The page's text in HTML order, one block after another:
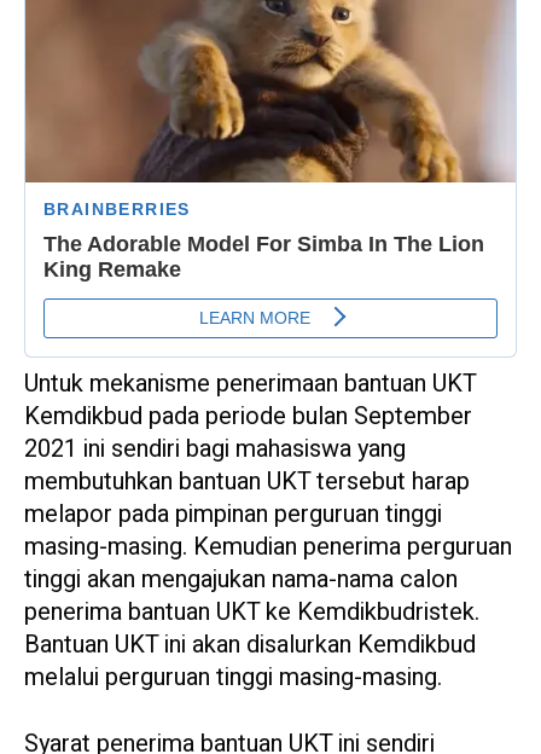
Untuk mekanisme penerimaan bantuan UKT
Kemdikbud pada periode bulan September
2021 ini sendiri bagi mahasiswa yang
membutuhkan bantuan UKT tersebut harap
melapor pada pimpinan perguruan tinggi
masing-masing. Kemudian penerima perguruan
tinggi akan mengajukan nama-nama calon
penerima bantuan UKT ke Kemdikbudristek.
Bantuan UKT ini akan disalurkan Kemdikbud
melalui perguruan tinggi masing-masing.
Syarat penerima bantuan UKT ini sendiri